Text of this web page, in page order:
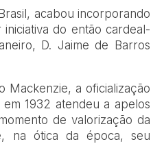
acabou incorporando
do então cardeal-
D. Jaime de Barros
Mackenzie, a oficialização
1932 atendeu a apelos
de valorização da
na ótica da época, seu